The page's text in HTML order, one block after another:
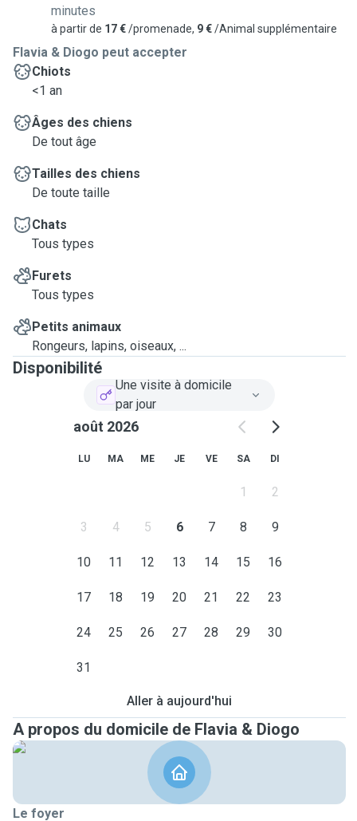
minutes
à partir de 17 €/promenade, 9 €/Animal supplémentaire
Flavia & Diogo peut accepter
Chiots
<1 an
Âges des chiens
De tout âge
Tailles des chiens
De toute taille
Chats
Tous types
Furets
Tous types
Petits animaux
Rongeurs, lapins, oiseaux, ...
Disponibilité
Une visite à domicile
par jour
août 2026
LU MA ME JE VE SA DI
1 2
3 4 5 6 7 8 9
10 11 12 13 14 15 16
17 18 19 20 21 22 23
24 25 26 27 28 29 30
31
Aller à aujourd'hui
A propos du domicile de Flavia & Diogo
Le foyer